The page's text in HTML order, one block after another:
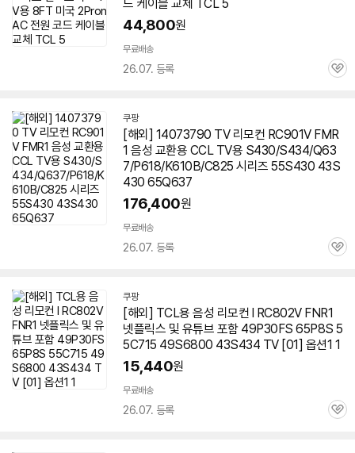
드 케이블 교체 TCL 5
44,800원
무료배송
26.07. 등록
관
쿠팡
[해외] 14073790 TV 리모컨 RC901V FMR
1 음성 교환용 CCL TV용 S430/S434/Q63
7/P618/K610B/C825 시리즈 55S430 43S
430 65Q637
176,400원
무료배송
26.07. 등록
관
쿠팡
[해외] TCL용 음성 리모컨 l RC802V FNR1
넷플릭스 및 유튜브 포함 49P30FS 65P8S 5
5C715 49S6800 43S434 TV [01] 옵션1 1
15,440원
무료배송
26.07. 등록
관